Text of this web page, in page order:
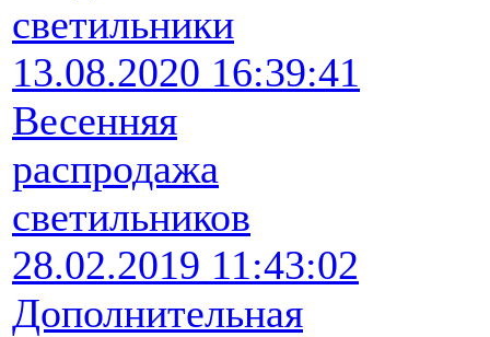
светильники
13.08.2020 16:39:41
Весенняя
распродажа
светильников
28.02.2019 11:43:02
Дополнительная